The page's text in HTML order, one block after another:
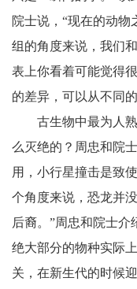
院士说，“现在的动物
组的角度来说，我们
表上你看着可能觉得
的差异，可以从不同
古生物中最为人
么灭绝的？周忠和院
用，小行星撞击是致
个角度来说，恐龙并
后裔。”周忠和院士介
绝大部分的物种实际
关，在新生代的时候